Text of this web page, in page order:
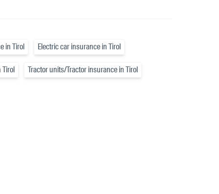
in Tirol Electric car insurance in Tirol
Tirol Tractor units/Tractor insurance in Tirol